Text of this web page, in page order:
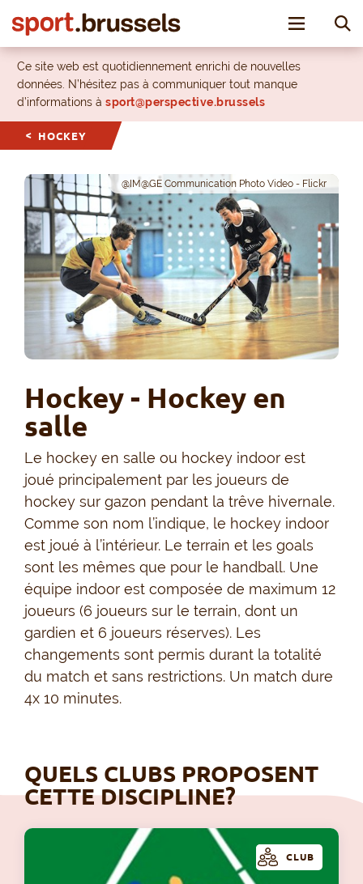
Toggle
Ce site web est quotidiennement enrichi de nouvelles
données. N’hésitez pas à communiquer tout manque
d’informations à sport@perspective.brussels
HOCKEY
@IM@GE Communication Photo Video - Flickr
Hockey - Hockey en
salle
Le hockey en salle ou hockey indoor est
joué principalement par les joueurs de
hockey sur gazon pendant la trêve hivernale.
Comme son nom l’indique, le hockey indoor
est joué à l’intérieur. Le terrain et les goals
sont les mêmes que pour le handball. Une
équipe indoor est composée de maximum 12
joueurs (6 joueurs sur le terrain, dont un
gardien et 6 joueurs réserves). Les
changements sont permis durant la totalité
du match et sans restrictions. Un match dure
4x 10 minutes.
QUELS CLUBS PROPOSENT
CETTE DISCIPLINE?
CLUB